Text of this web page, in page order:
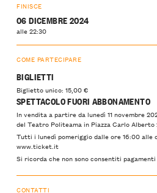
FINISCE
06 DICEMBRE 2024
alle 22:30
COME PARTECIPARE
BIGLIETTI
Biglietto unico: 15,00 €
SPETTACOLO FUORI ABBONAMENTO
In vendita a partire da lunedì 11 novembre
del Teatro Politeama in Piazza Carlo Alberto
Tutti i lunedì pomeriggio dalle ore 16:00 alle
www.ticket.it
Si ricorda che non sono consentiti
CONTATTI